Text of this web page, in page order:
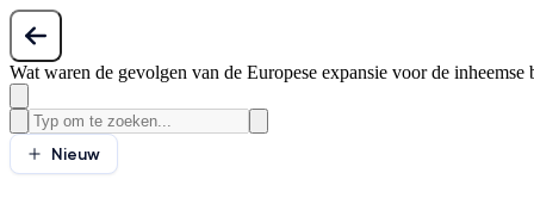
Wat waren de gevolgen van de Europese expansie voor de inheemse
Nieuw